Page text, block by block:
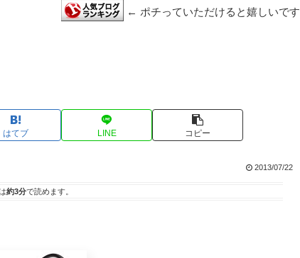
← ポチっていただけると嬉しいです
はてブ LINE コピー
2013/07/22
約3分で読めます。